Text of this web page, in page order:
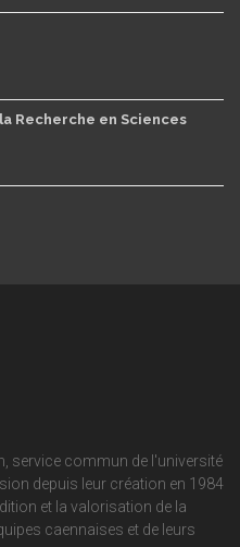
Recherche en Sciences
service commun de l'université
depuis leur création en 1984
et la valorisation de la
caennaises et de leurs